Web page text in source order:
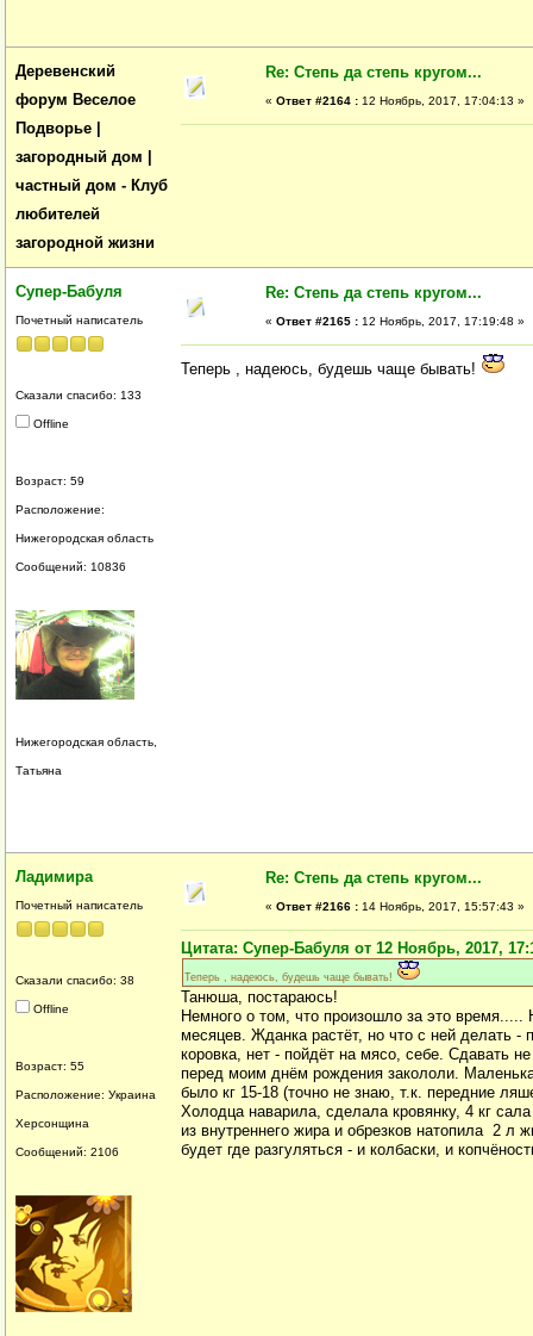
Деревенский
форум Веселое
Подворье |
загородный дом |
частный дом - Клуб
любителей
загородной жизни
Re: Степь да степь кругом...
« Ответ #2164 : 12 Ноябрь, 2017, 17:04:13 »
Супер-Бабуля
Почетный написатель
Сказали спасибо: 133
Offline
Возраст: 59
Расположение:
Нижегородская область
Сообщений: 10836
Нижегородская область,
Татьяна
Re: Степь да степь кругом...
« Ответ #2165 : 12 Ноябрь, 2017, 17:19:48 »
Теперь , надеюсь, будешь чаще бывать!
Ладимира
Почетный написатель
Сказали спасибо: 38
Offline
Возраст: 55
Расположение: Украина
Херсонщина
Сообщений: 2106
Re: Степь да степь кругом...
« Ответ #2166 : 14 Ноябрь, 2017, 15:57:43 »
Цитата: Супер-Бабуля от 12 Ноябрь, 2017,
Теперь , надеюсь, будешь чаще бывать!
Танюша, постараюсь!
Немного о том, что произошло за это
месяцев. Жданка растёт, но что с ней делать
коровка, нет - пойдёт на мясо, себе. Сдавать
перед моим днём рождения закололи.
было кг 15-18 (точно не знаю, т.к. передние
Холодца наварила, сделала кровянку, 4 кг
из внутреннего жира и обрезков натопила 2 л
будет где разгуляться - и колбаски, и